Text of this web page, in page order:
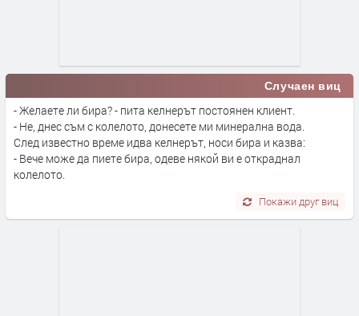
Случаен виц
- Желаете ли бира? - пита келнерът постоянен клиент.
- Не, днес съм с колелото, донесете ми минерална вода.
След известно време идва келнерът, носи бира и казва:
- Вече може да пиете бира, одеве някой ви е откраднал
колелото.
Покажи друг виц